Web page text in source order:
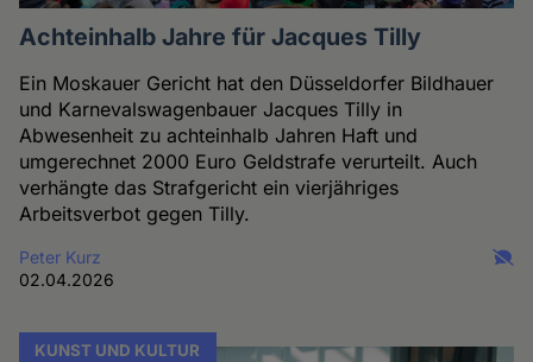
Achteinhalb Jahre für Jacques Tilly
Ein Moskauer Gericht hat den Düsseldorfer Bildhauer
und Karnevalswagenbauer Jacques Tilly in
Abwesenheit zu achteinhalb Jahren Haft und
umgerechnet 2000 Euro Geldstrafe verurteilt. Auch
verhängte das Strafgericht ein vierjähriges
Arbeitsverbot gegen Tilly.
Peter Kurz
02.04.2026
KUNST UND KULTUR